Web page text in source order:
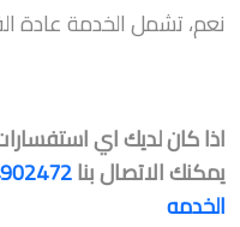
نعم، تشمل الخدمة عادة
اذا كان لديك اي
يمكنك الاتصال بنا
الخدمه